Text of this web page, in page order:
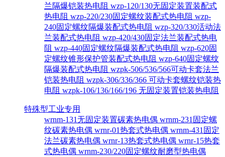
兰隔爆铠装热电阻 wzp-120/130无固定装置装配式
热电阻 wzp-220/230固定螺纹装配式热电阻 wzp-
240固定螺纹隔爆装配式热电阻 wzp-320/330活动法
兰装配式热电阻 wzp-420/430固定法兰装配式热电
阻 wzp-440固定螺纹隔爆装配式热电阻 wzp-620固
定螺纹锥形保护管装配式热电阻 wzp-640固定螺纹
隔爆装配式热电阻 wzpk-506/536/566可动卡套法兰
铠装热电阻 wzpk-306/336/366 可动卡套螺纹铠装热
电阻 wzpk-106/136/166/196 无固定装置铠装热电阻
特殊型工业专用
wrnm-131无固定装置碳素热电偶 wrnm-231固定螺
纹碳素热电偶 wrnr-01热套式热电偶 wrnm-431固定
法兰碳素热电偶 wrnr-13热套式热电偶 wrnr-15热套
式热电偶 wrnm-230/220固定螺纹耐磨型热电偶